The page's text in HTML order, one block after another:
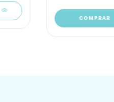
COMPRAR